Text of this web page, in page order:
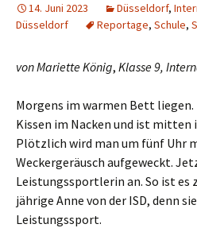
14. Juni 2023 Düsseldorf,
Düsseldorf
Reportage, Schule,
von Mariette König, Klasse 9,
Morgens im warmen Bett
Kissen im Nacken und ist mitten
Plötzlich wird man um fünf Uhr
Weckergeräusch aufgeweckt.
Leistungssportlerin an. So ist es
jährige Anne von der ISD, denn
Leistungssport.